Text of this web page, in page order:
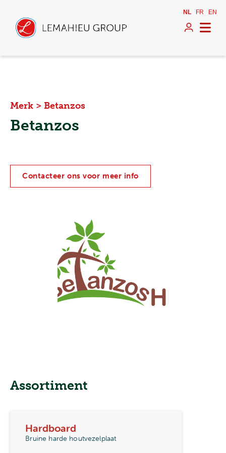
NL FR EN
Merk > Betanzos
Betanzos
Contacteer ons voor meer info
Assortiment
Hardboard
Bruine harde houtvezelplaat